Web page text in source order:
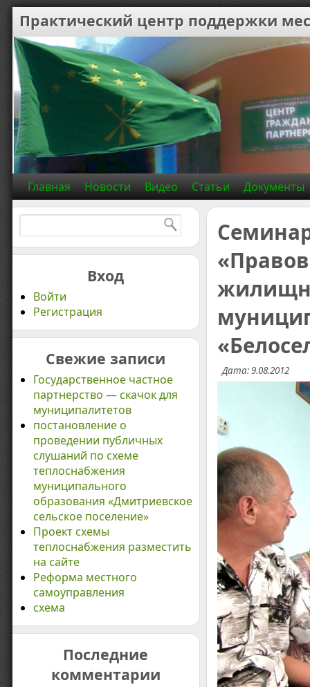
Практический центр поддержки
Главная Новости Видео Статьи Документы
Вход
Войти
Регистрация
Свежие записи
Государственное частное
партнерство — скачок для
муниципалитетов
постановление о
проведении публичных
слушаний по схеме
теплоснабжения
муниципального
образования «Дмитриевское
сельское поселение»
Проект схемы
теплоснабжения разместить
на сайте
Реформа местного
самоуправления
схема
Последние
комментарии
Дата: 9.08.2012